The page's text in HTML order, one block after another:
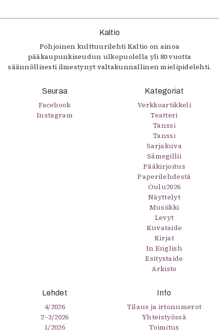
Kaltio
Pohjoinen kulttuurilehti Kaltio on ainoa
pääkaupunkiseudun ulkopuolella yli 80 vuotta
säännöllisesti ilmestynyt valtakunnallinen mielipidelehti.
Seuraa
Facebook
Instagram
Kategoriat
Verkkoartikkeli
Teatteri
Tanssi
Tanssi
Sarjakuva
Sámegillii
Pääkirjoitus
Paperilehdestä
Oulu2026
Näyttelyt
Musiikki
Levyt
Kuvataide
Kirjat
In English
Esitystaide
Arkisto
Lehdet
4/2026
2–3/2026
1/2026
Info
Tilaus ja irtonumerot
Yhteistyössä
Toimitus